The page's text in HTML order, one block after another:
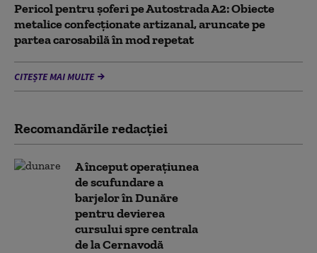
Pericol pentru şoferi pe Autostrada A2: Obiecte
metalice confecţionate artizanal, aruncate pe
partea carosabilă în mod repetat
CITEȘTE MAI MULTE
Recomandările redacţiei
A început operațiunea
de scufundare a
barjelor în Dunăre
pentru devierea
cursului spre centrala
de la Cernavodă